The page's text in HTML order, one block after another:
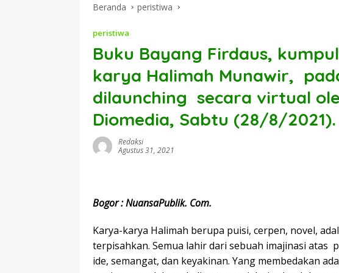
Beranda peristiwa
peristiwa
Buku Bayang Firdaus,
karya Halimah Munawir,
dilaunching secara virtual
Diomedia, Sabtu (28/8/2021).
Redaksi
Agustus 31, 2021
Bogor : NuansaPublik. Com.
Karya-karya Halimah berupa puisi, cerpen, novel,
terpisahkan. Semua lahir dari sebuah imajinasi atas
ide, semangat, dan keyakinan. Yang membedakan